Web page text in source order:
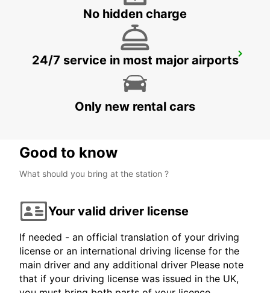
CHIHUAHUA AIRPORT
No hidden charge
24/7 service in most major airports
Only new rental cars
Good to know
What should you bring at the station ?
Your valid driver license
If needed - an official translation of your driving
license or an international driving license for the
main driver and any additional driver Please note
that if your driving license was issued in the UK,